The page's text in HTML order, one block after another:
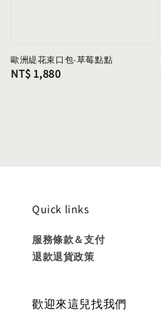
歐洲緹花束口包-草莓點點
Regular
NT$ 1,880
Quick links
服務條款＆支付
退款退貨政策
歡迎來這兒找我們